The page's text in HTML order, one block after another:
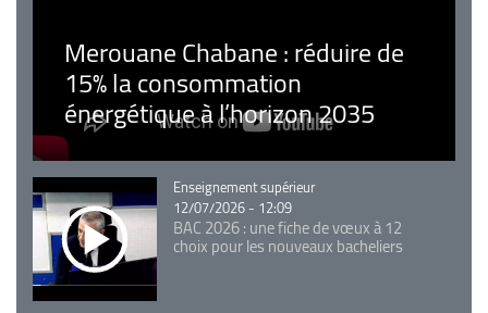
Merouane Chabane : réduire de
15% la consommation
énergétique à l’horizon 2035
Catégorie
Enseignement supérieur
12/07/2026 - 12:09
BAC 2026 : une fiche de vœux à 12
choix pour les nouveaux bacheliers